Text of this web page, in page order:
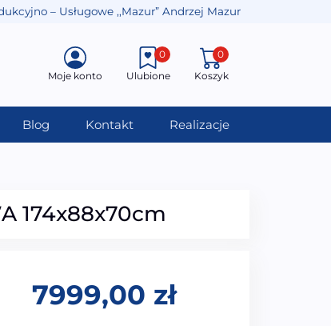
– Usługowe ,,Mazur” Andrzej Mazur
Moje konto Ulubione
0
Koszyk
0
Blog Kontakt Realizacje
174x88x70cm
7999,00 zł